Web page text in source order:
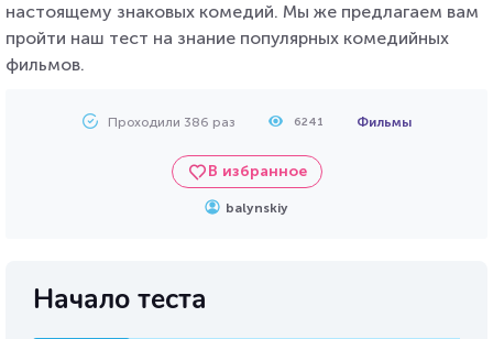
настоящему знаковых комедий. Мы же предлагаем вам
пройти наш тест на знание популярных комедийных
фильмов.
Проходили 386 раз 6241 Фильмы
В избранное
balynskiy
Начало теста